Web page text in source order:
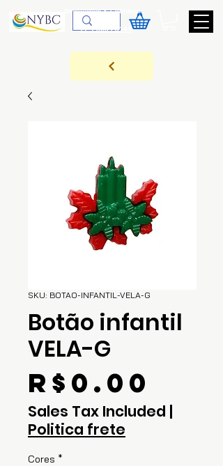
Devoluções & Cobrança
11-9-3089-3144
SKU: BOTAO-INFANTIL-VELA-G
Botão infantil
VELA-G
R$0.00
Sales Tax Included |
Politica frete
Cores *